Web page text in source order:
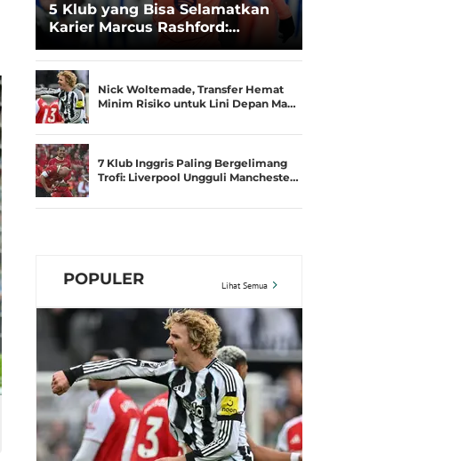
5 Klub yang Bisa Selamatkan
Karier Marcus Rashford:
Munchen
Nick Woltemade, Transfer Hemat
Minim Risiko untuk Lini Depan Ma…
7 Klub Inggris Paling Bergelimang
Trofi: Liverpool Ungguli Mancheste…
POPULER Lihat Semua